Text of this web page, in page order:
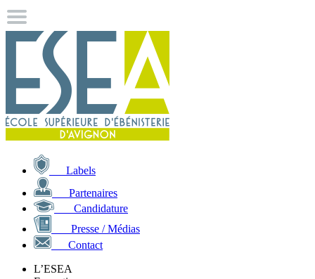
Labels
Partenaires
Candidature
Presse / Médias
Contact
L’ESEA